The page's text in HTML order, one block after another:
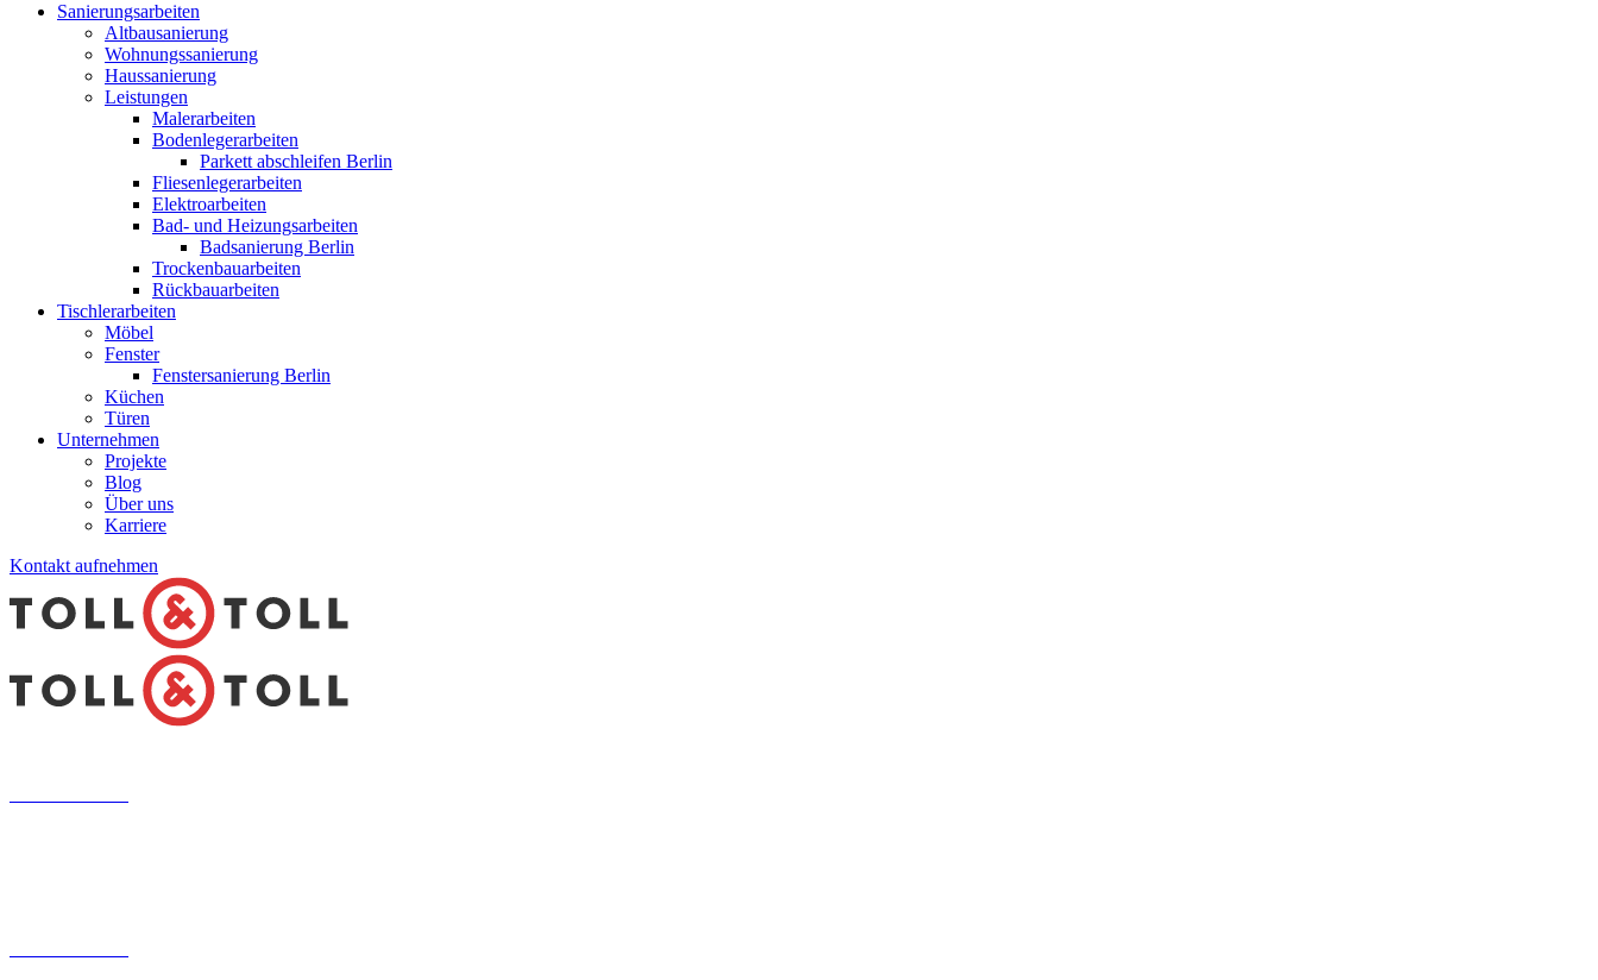
Sanierungsarbeiten
Altbausanierung
Wohnungssanierung
Haussanierung
Leistungen
Malerarbeiten
Bodenlegerarbeiten
Parkett abschleifen Berlin
Fliesenlegerarbeiten
Elektroarbeiten
Bad- und Heizungsarbeiten
Badsanierung Berlin
Trockenbauarbeiten
Rückbauarbeiten
Tischlerarbeiten
Möbel
Fenster
Fenstersanierung Berlin
Küchen
Türen
Unternehmen
Projekte
Blog
Über uns
Karriere
Kontakt aufnehmen